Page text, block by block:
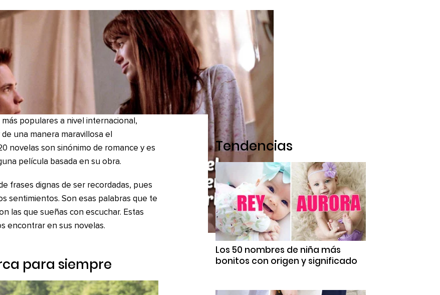
populares a nivel internacional,
una manera maravillosa el
novelas son sinónimo de romance y es
película basada en su obra.
frases dignas de ser recordadas, pues
sentimientos. Son esas palabras que te
las que sueñas con escuchar. Estas
encontrar en sus novelas.
para siempre
Tendencias
Los 50 nombres de niña más
bonitos con origen y significado